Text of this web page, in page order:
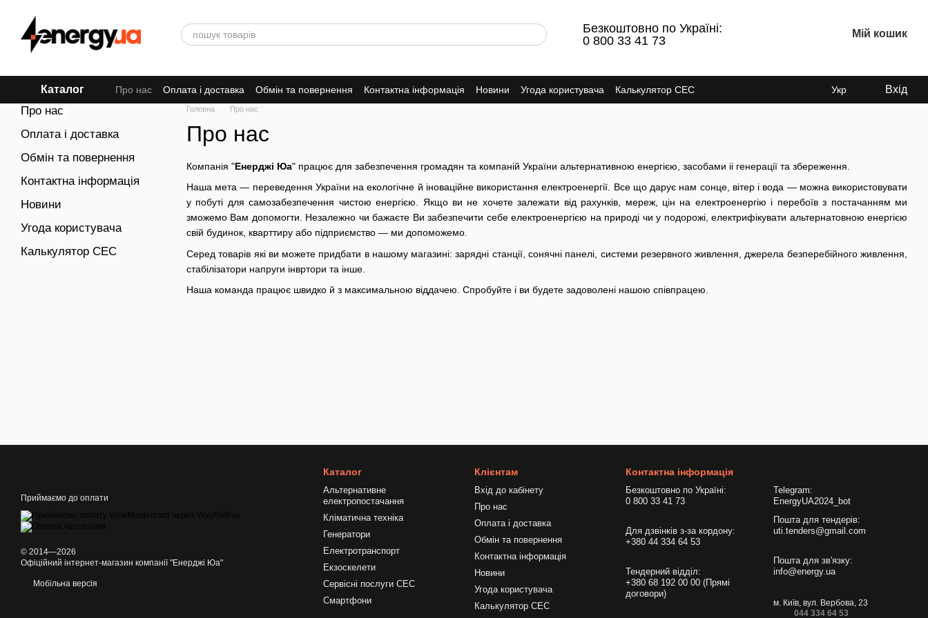
Безкоштовно по Україні:
0 800 33 41 73
Мій кошик
Каталог Про нас Оплата і доставка Обмін та повернення Контактна інформація Новини Угода користувача Калькулятор СЕС Укр Вхід
Головна Про нас
Про нас
Компанія "Енерджі Юа" працює для забезпечення громадян та компаній України альтернативною енергією, засобами іі генерації та збереження.
Наша мета — переведення України на екологічне й іноваційне використання електроенергії. Все що дарує нам сонце, вітер і вода — можна використовувати
у побуті для самозабезпечення чистою енергією. Якщо ви не хочете залежати від рахунків, мереж, цін на електроенергію і перебоїв з постачанням ми
зможемо Вам допомогти. Незалежно чи бажаєте Ви забезпечити себе електроенергією на природі чи у подорожі, електрифікувати альтернатовною енергією
свій будинок, кварттиру або підприємство — ми допоможемо.
Серед товарів які ви можете придбати в нашому магазині: зарядні станції, сонячні панелі, системи резервного живлення, джерела безперебійного живлення,
стабілізатори напруги інвртори та інше.
Наша команда працює швидко й з максимальною віддачею. Спробуйте і ви будете задоволені нашою співпрацею.
Про нас
Оплата і доставка
Обмін та повернення
Контактна інформація
Новини
Угода користувача
Калькулятор СЕС
Приймаємо до оплати
© 2014—2026
Офіційний інтернет-магазин компанії "Енерджі Юа"
Мобільна версія
Каталог
Альтернативне
електропостачання
Кліматична техніка
Генератори
Електротранспорт
Екзоскелети
Сервісні послуги СЕС
Смартфони
Клієнтам
Вхід до кабінету
Про нас
Оплата і доставка
Обмін та повернення
Контактна інформація
Новини
Угода користувача
Калькулятор СЕС
Контактна інформація
Безкоштовно по Україні:
0 800 33 41 73
Для дзвінків з-за кордону:
+380 44 334 64 53
Тендерний відділ:
+380 68 192 00 00 (Прямі
договори)
Telegram:
EnergyUA2024_bot
Пошта для тендерів:
uti.tenders@gmail.com
Пошта для зв'язку:
info@energy.ua
м. Київ, вул. Вербова, 23
044 334 64 53